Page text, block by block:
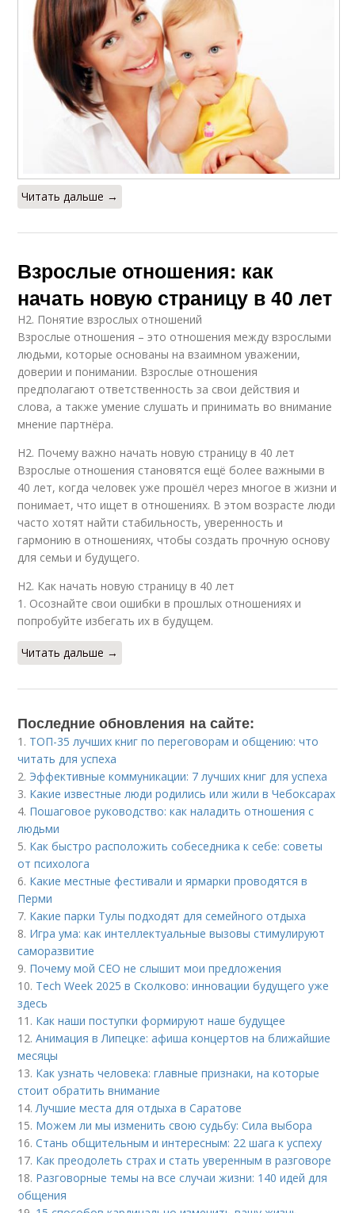
Читать дальше →
Взрослые отношения: как
начать новую страницу в 40 лет
H2. Понятие взрослых отношений
Взрослые отношения – это отношения между взрослыми
людьми, которые основаны на взаимном уважении,
доверии и понимании. Взрослые отношения
предполагают ответственность за свои действия и
слова, а также умение слушать и принимать во внимание
мнение партнёра.
H2. Почему важно начать новую страницу в 40 лет
Взрослые отношения становятся ещё более важными в
40 лет, когда человек уже прошёл через многое в жизни и
понимает, что ищет в отношениях. В этом возрасте люди
часто хотят найти стабильность, уверенность и
гармонию в отношениях, чтобы создать прочную основу
для семьи и будущего.
H2. Как начать новую страницу в 40 лет
1. Осознайте свои ошибки в прошлых отношениях и
попробуйте избегать их в будущем.
Читать дальше →
Последние обновления на сайте:
1. ТОП-35 лучших книг по переговорам и общению: что
читать для успеха
2. Эффективные коммуникации: 7 лучших книг для успеха
3. Какие известные люди родились или жили в Чебоксарах
4. Пошаговое руководство: как наладить отношения с
людьми
5. Как быстро расположить собеседника к себе: советы
от психолога
6. Какие местные фестивали и ярмарки проводятся в
Перми
7. Какие парки Тулы подходят для семейного отдыха
8. Игра ума: как интеллектуальные вызовы стимулируют
саморазвитие
9. Почему мой СЕО не слышит мои предложения
10. Tech Week 2025 в Сколково: инновации будущего уже
здесь
11. Как наши поступки формируют наше будущее
12.Анимация в Липецке: афиша концертов на ближайшие
месяцы
13. Как узнать человека: главные признаки, на которые
стоит обратить внимание
14.Лучшие места для отдыха в Саратове
15. Можем ли мы изменить свою судьбу: Сила выбора
16.Стань общительным и интересным: 22 шага к успеху
17. Как преодолеть страх и стать уверенным в разговоре
18. Разговорные темы на все случаи жизни: 140 идей для
общения